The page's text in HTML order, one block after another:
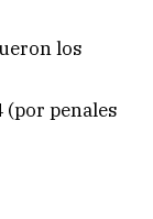
los
penales